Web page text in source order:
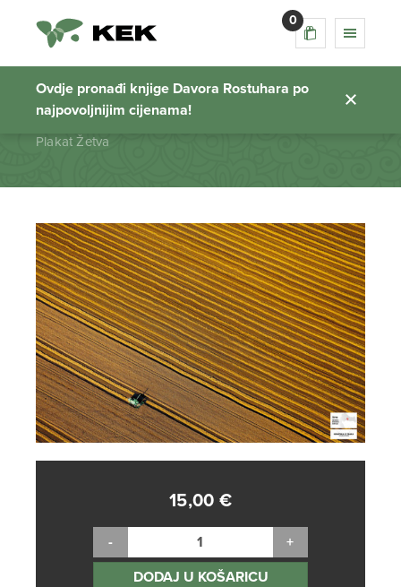
0
Ovdje pronađi knjige Davora Rostuhara po
najpovoljnijim cijenama!
Plakat Žetva
Početna stranica
Plakat Žetva
15,00 €
DODAJ U KOŠARICU